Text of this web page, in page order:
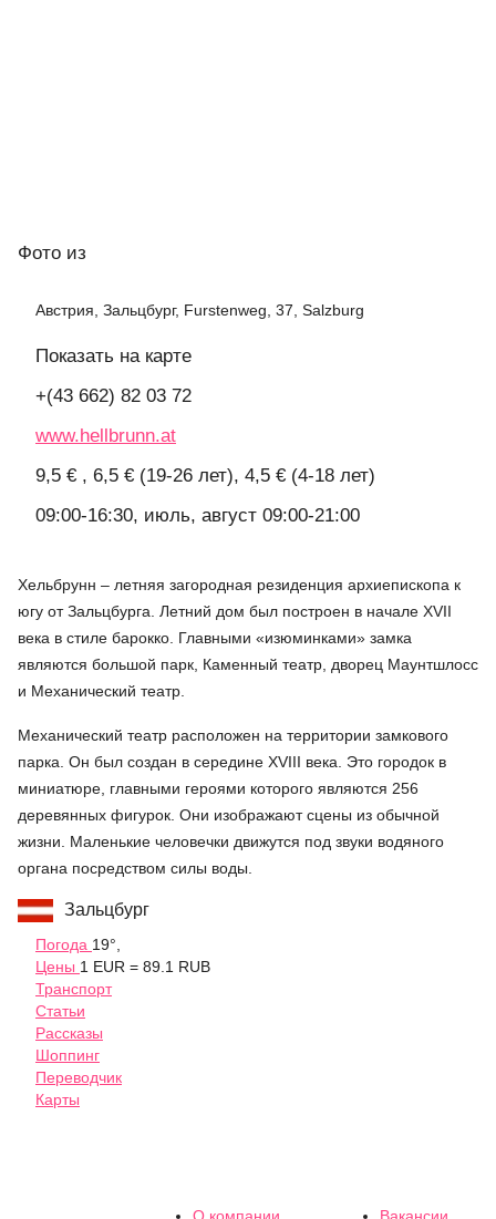
Фото из
Австрия, Зальцбург, Furstenweg, 37, Salzburg
Показать на карте
+(43 662) 82 03 72
www.hellbrunn.at
9,5 € , 6,5 € (19-26 лет), 4,5 € (4-18 лет)
09:00-16:30, июль, август 09:00-21:00
Хельбрунн – летняя загородная резиденция архиепископа к
югу от Зальцбурга. Летний дом был построен в начале XVII
века в стиле барокко. Главными «изюминками» замка
являются большой парк, Каменный театр, дворец Маунтшлосс
и Механический театр.
Механический театр расположен на территории замкового
парка. Он был создан в середине XVIII века. Это городок в
миниатюре, главными героями которого являются 256
деревянных фигурок. Они изображают сцены из обычной
жизни. Маленькие человечки движутся под звуки водяного
органа посредством силы воды.
Зальцбург
Погода 19°,
Цены 1 EUR = 89.1 RUB
Транспорт
Статьи
Рассказы
Шоппинг
Переводчик
Карты